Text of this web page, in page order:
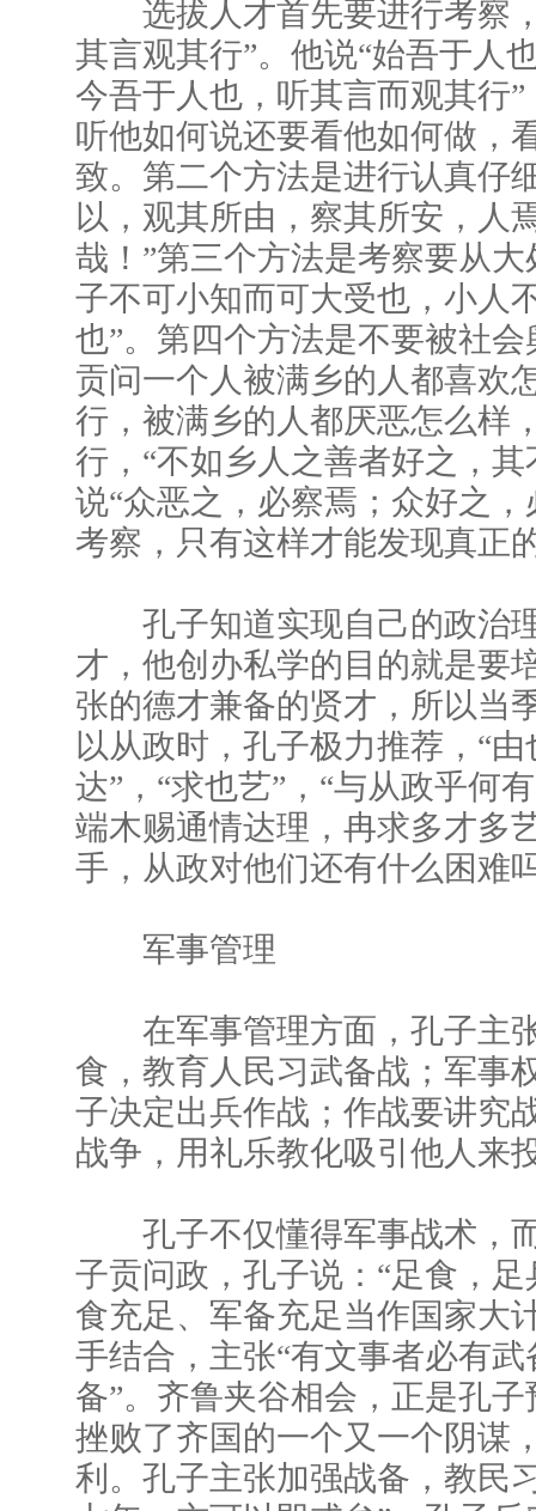
选拔人才首先要进行考察，
其言观其行”。他说“始吾于人
今吾于人也，听其言而观其行
听他如何说还要看他如何做，
致。第二个方法是进行认真仔
以，观其所由，察其所安，人
哉！”第三个方法是考察要从
子不可小知而可大受也，小人
也”。第四个方法是不要被社
贡问一个人被满乡的人都喜欢
行，被满乡的人都厌恶怎么样
行，“不如乡人之善者好之，
说“众恶之，必察焉；众好之
考察，只有这样才能发现真正
孔子知道实现自己的政治
才，他创办私学的目的就是要
张的德才兼备的贤才，所以当
以从政时，孔子极力推荐，“由
达”，“求也艺”，“与从政乎何
端木赐通情达理，冉求多才多
手，从政对他们还有什么困难
军事管理
在军事管理方面，孔子主
食，教育人民习武备战；军事
子决定出兵作战；作战要讲究
战争，用礼乐教化吸引他人来
孔子不仅懂得军事战术，
子贡问政，孔子说：“足食，
食充足、军备充足当作国家大
手结合，主张“有文事者必有
备”。齐鲁夹谷相会，正是孔
挫败了齐国的一个又一个阴谋
利。孔子主张加强战备，教民